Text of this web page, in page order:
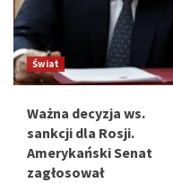
Świat
Ważna decyzja ws.
sankcji dla Rosji.
Amerykański Senat
zagłosował